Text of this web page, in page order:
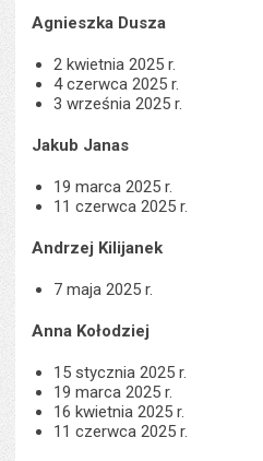
Agnieszka Dusza
2 kwietnia 2025 r.
4 czerwca 2025 r.
3 września 2025 r.
Jakub Janas
19 marca 2025 r.
11 czerwca 2025 r.
Andrzej Kilijanek
7 maja 2025 r.
Anna Kołodziej
15 stycznia 2025 r.
19 marca 2025 r.
16 kwietnia 2025 r.
11 czerwca 2025 r.